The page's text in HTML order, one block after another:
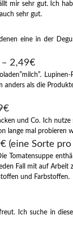
mir sehr gut. Ich
sehr gut.
eine in der
– 2,49€
anders als die
und Co. Ich
lange mal probieren
(eine Sorte pro
Tomatensuppe
Fall mit auf
und Farbstoffen.
Ich suche in